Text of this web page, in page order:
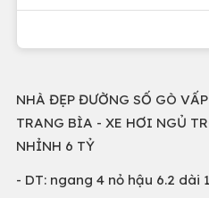
NHÀ ĐẸP ĐƯỜNG SỐ GÒ
TRANG BÌA - XE HƠI NGỦ
NHỈNH 6 TỶ
- DT: ngang 4 nỏ hậu 6.2 dài